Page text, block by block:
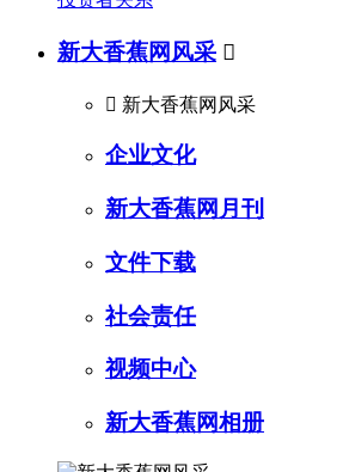
新大香蕉网风采 
 新大香蕉网风采
企业文化
新大香蕉网月刊
文件下载
社会责任
视频中心
新大香蕉网相册